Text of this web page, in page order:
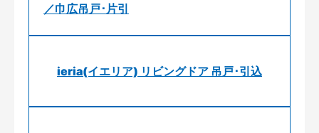
／巾広吊戸･片引
ieria(イエリア) リビングドア 吊戸･引込